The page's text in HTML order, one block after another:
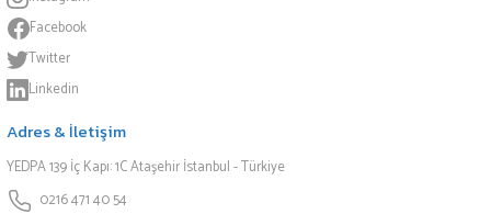
Facebook
Twitter
Linkedin
Adres & İletişim
YEDPA 139 İç Kapı: 1C Ataşehir İstanbul - Türkiye
0216 471 40 54